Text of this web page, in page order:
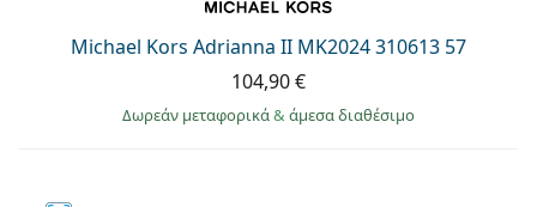
Prada
Όλες οι μάρκες
Michael Kors Adrianna II MK2024 310613 57
104,90 €
Δωρεάν μεταφορικά& άμεσα διαθέσιμο